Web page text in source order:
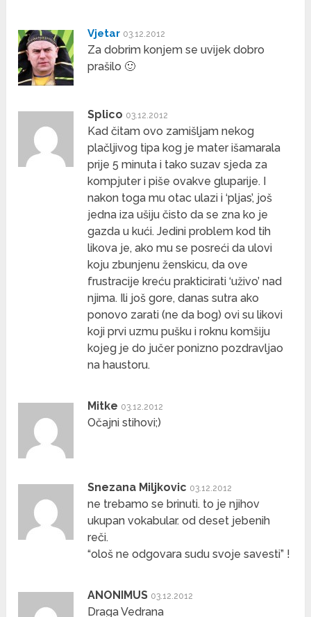
Vjetar 03.12.2012
Za dobrim konjem se uvijek dobro
prašilo 🙂
Splico 03.12.2012
Kad čitam ovo zamišljam nekog
plačljivog tipa kog je mater išamarala
prije 5 minuta i tako suzav sjeda za
kompjuter i piše ovakve gluparije. I
nakon toga mu otac ulazi i ‘pljas’, još
jedna iza ušiju čisto da se zna ko je
gazda u kući. Jedini problem kod tih
likova je, ako mu se posreći da ulovi
koju zbunjenu ženskicu, da ove
frustracije kreću prakticirati ‘uživo’ nad
njima. Ili još gore, danas sutra ako
ponovo zarati (ne da bog) ovi su likovi
koji prvi uzmu pušku i roknu komšiju
kojeg je do jučer ponizno pozdravljao
na haustoru.
Mitke 03.12.2012
Očajni stihovi;)
Snezana Miljkovic 03.12.2012
ne trebamo se brinuti. to je njihov
ukupan vokabular. od deset jebenih
reči.
“ološ ne odgovara sudu svoje savesti” !
ANONIMUS 03.12.2012
Draga Vedrana